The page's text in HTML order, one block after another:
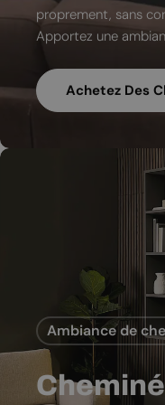
proprement, sans
Apportez une
Achetez Des
Ambiance de